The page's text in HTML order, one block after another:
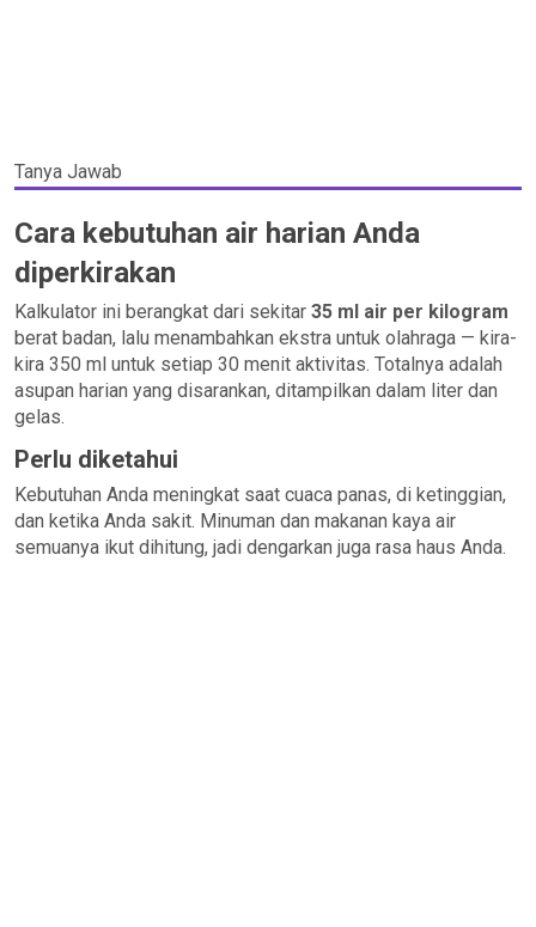
Tanya Jawab
Cara kebutuhan air harian Anda
diperkirakan
Kalkulator ini berangkat dari sekitar 35 ml air per kilogram
berat badan, lalu menambahkan ekstra untuk olahraga — kira-
kira 350 ml untuk setiap 30 menit aktivitas. Totalnya adalah
asupan harian yang disarankan, ditampilkan dalam liter dan
gelas.
Perlu diketahui
Kebutuhan Anda meningkat saat cuaca panas, di ketinggian,
dan ketika Anda sakit. Minuman dan makanan kaya air
semuanya ikut dihitung, jadi dengarkan juga rasa haus Anda.